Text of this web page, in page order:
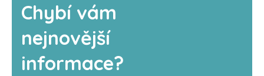
Chybí vám
nejnovější
informace?